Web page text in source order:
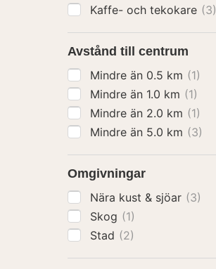
Kaffe- och tekokare (3)
Avstånd till centrum
Mindre än 0.5 km (1)
Mindre än 1.0 km (1)
Mindre än 2.0 km (1)
Mindre än 5.0 km (3)
Omgivningar
Nära kust & sjöar (3)
Skog (1)
Stad (2)